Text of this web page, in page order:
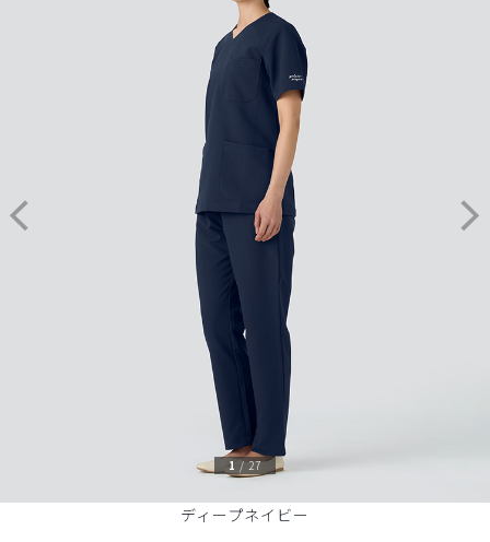
ディープネイビー
1 /27